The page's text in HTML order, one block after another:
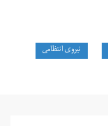
نیروی انتظامی